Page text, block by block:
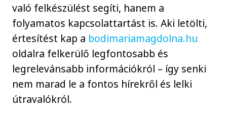
való felkészülést segíti, hanem a
folyamatos kapcsolattartást is. Aki letölti,
értesítést kap a bodimariamagdolna.hu
oldalra felkerülő legfontosabb és
legrelevánsabb információkról – így senki
nem marad le a fontos hírekről és lelki
útravalókról.